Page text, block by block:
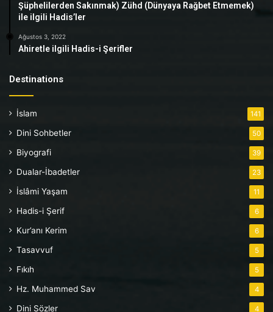
Şüphelilerden Sakınmak) Zühd (Dünyaya Rağbet Etmemek)
ile ilgili Hadis’ler
Ağustos 3, 2022
Ahiretle ilgili Hadis-i Şerifler
Destinations
İslam 141
Dini Sohbetler 50
Biyografi 39
Dualar-İbadetler 23
İslâmi Yaşam 11
Hadis-i Şerif 6
Kur’anı Kerim 6
Tasavvuf 5
Fıkıh 5
Hz. Muhammed Sav 4
Dini Sözler 4